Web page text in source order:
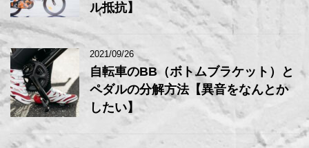
ル抵抗】
2021/09/26
自転車のBB（ボトムブラケット）と
ペダルの分解方法【異音をなんとか
したい】